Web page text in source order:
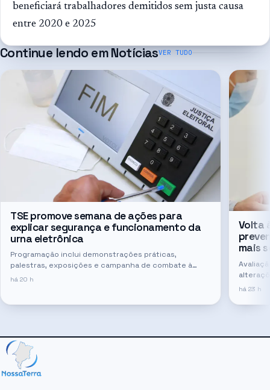
beneficiará trabalhadores demitidos sem justa causa
entre 2020 e 2025
Continue lendo emNotíciasVER TUDO
TSE promove semana de ações para
explicar segurança e funcionamento da
urna eletrônica
Programação inclui demonstrações práticas,
palestras, exposições e campanha de combate à
desinformação sobre o sistema de votação
há 20 h
Volta
mais
há 23 h